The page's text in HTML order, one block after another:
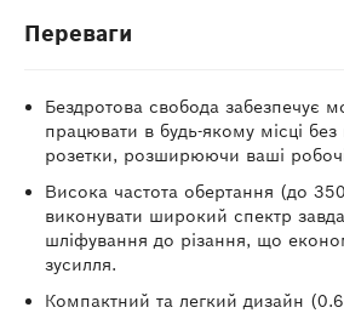
Переваги
Бездротова свобода забезпечує
працювати в будь-якому місці
розетки, розширюючи ваші
Висока частота обертання (до
виконувати широкий спектр
шліфування до різання, що
зусилля.
Компактний та легкий дизайн